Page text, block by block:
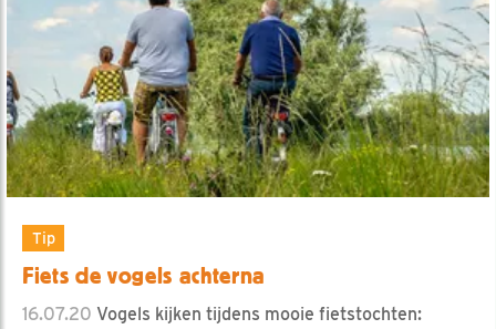
Tip
Fiets de vogels achterna
16.07.20 Vogels kijken tijdens mooie fietstochten: